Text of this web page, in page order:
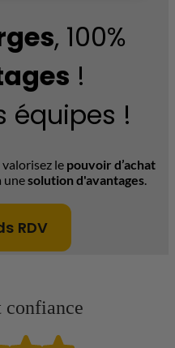
, 100%
!
équipes !
le pouvoir d’achat
unesolution d'avantages.
RDV
confiance